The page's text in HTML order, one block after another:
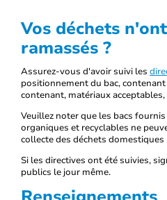
Vos déchets
ramassés ?
Assurez-vous d'avoir suivi les
positionnement du bac,
contenant, matériaux acceptables,
Veuillez noter que les bacs
organiques et recyclables ne
collecte des déchets domestiques
Si les directives ont été suivies,
publics le jour même.